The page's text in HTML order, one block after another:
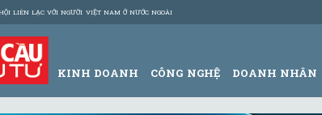
LIÊN LẠC VỚI NGƯỜI VIỆT NAM Ở NƯỚC NGOÀI
KINH DOANH CÔNG NGHỆ DOANH NHÂN